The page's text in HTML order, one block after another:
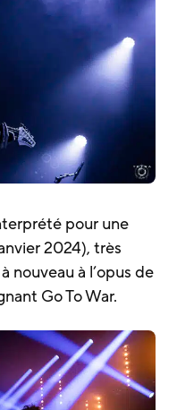
pour une
2024), très
nouveau à l’opus de
Go To War.